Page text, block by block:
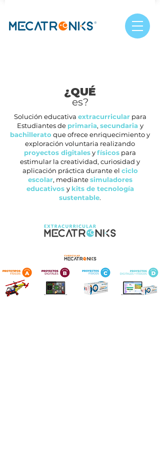
¿QUÉ
es?
Solución educativa extracurricularpara
Estudiantes de primaria, secundaria y
bachillerato que ofrece enriquecimiento y
exploración voluntaria realizando
proyectos digitalesyfísicos para
estimular la creatividad, curiosidad y
aplicación práctica durante el ciclo
escolar, mediantesimuladores
educativos y kits de tecnología
sustentable.